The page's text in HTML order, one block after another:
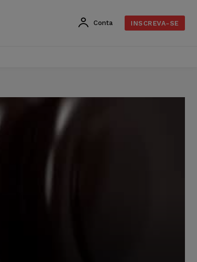
Conta INSCREVA-SE